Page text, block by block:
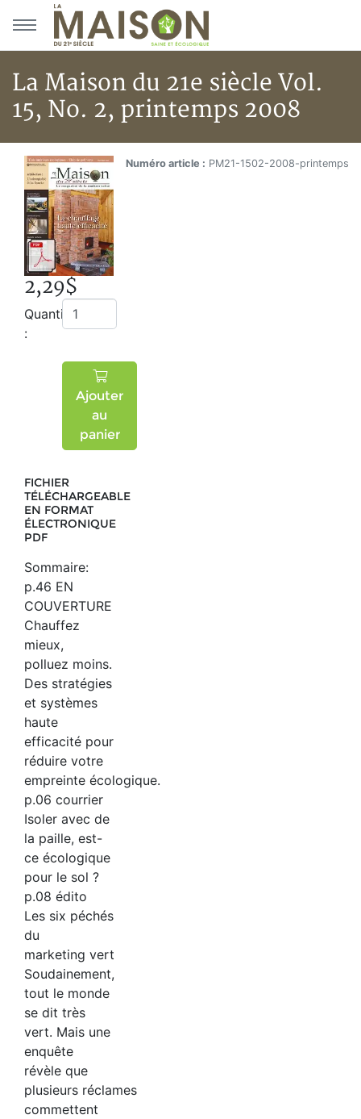
Aller au menu principal
Aller au contenu principal
La Maison du 21e siècle Vol.
15, No. 2, printemps 2008
Accueil
Boutique
La Maison du 21e siècle Vol. 15, No. 2, printemps
Numéro article : PM21-1502-2008-printemps
La Maison du 21e siècle Vol.
2,29$
Quantité
:
Ajouter
au
panier
FICHIER
TÉLÉCHARGEABLE
EN FORMAT
ÉLECTRONIQUE
PDF
Sommaire:
p.46 EN
COUVERTURE
Chauffez
mieux,
polluez moins.
Des stratégies
et systèmes
haute
efficacité pour
réduire votre
empreinte écologique.
p.06 courrier
Isoler avec de
la paille, est-
ce écologique
pour le sol ?
p.08 édito
Les six péchés
du
marketing vert
Soudainement,
tout le monde
se dit très
vert. Mais une
enquête
révèle que
plusieurs réclames
commettent